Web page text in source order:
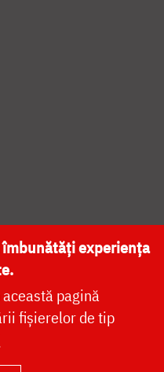
NAȚIONALĂ
experiența
pagină
fișierelor de tip